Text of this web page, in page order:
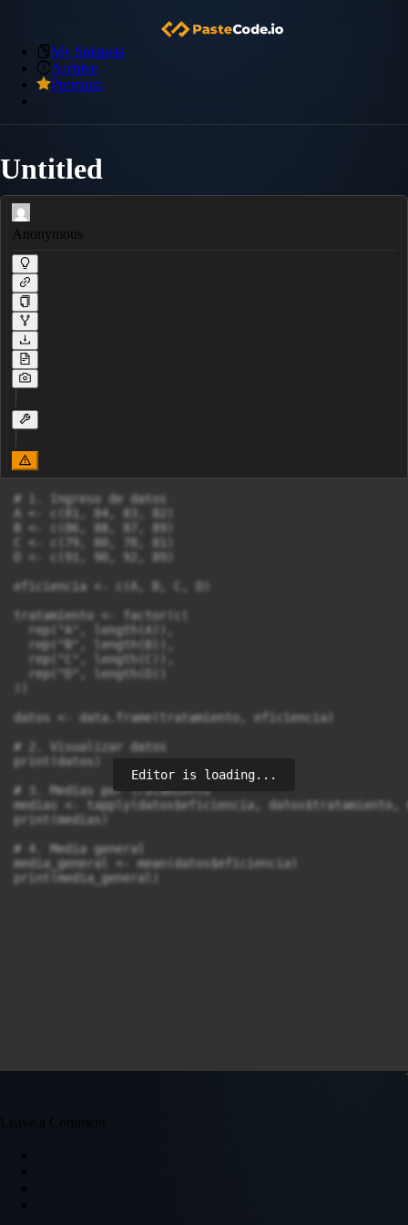
My Snippets
Archive
Premium
Untitled
Anonymous
# 1. Ingreso de datos
A <- c(81, 84, 83, 82)
B <- c(86, 88, 87, 89)
C <- c(79, 80, 78, 81)
D <- c(91, 90, 92, 89)
eficiencia <- c(A, B, C, D)
tratamiento <- factor(c(
  rep("A", length(A)),
  rep("B", length(B)),
  rep("C", length(C)),
  rep("D", length(D))
datos <- data.frame(tratamiento, eficiencia)
# 2. Visualizar datos
print(datos)
# 3. Medias por tratamiento
medias <- tapply(datos$eficiencia, datos$tratamiento,
print(medias)
# 4. Media general
media_general <- mean(datos$eficiencia)
print(media_general)
Editor is loading...
Leave a Comment